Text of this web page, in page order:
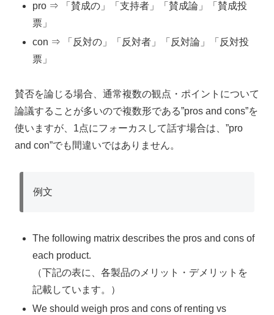
pro ⇒ 「賛成の」「支持者」「賛成論」「賛成投
票」
con ⇒ 「反対の」「反対者」「反対論」「反対投
票」
賛否を論じる場合、通常複数の観点・ポイントについて
論議することが多いので複数形である”pros and cons”を
使いますが、1点にフォーカスして話す場合は、”pro
and con”でも間違いではありません。
例文
The following matrix describes the pros and cons of
each product.
（下記の表に、各製品のメリット・デメリットを
記載しています。）
We should weigh pros and cons of renting vs